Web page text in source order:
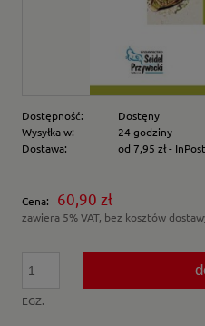
Dostępność:
Dostęny
Wysyłka w:
24 godziny
Dostawa:
od 7,95 zł-
Cena nie zawiera
Cena: 60,90 zł
zawiera 5% VAT, bez kosztów
EGZ.